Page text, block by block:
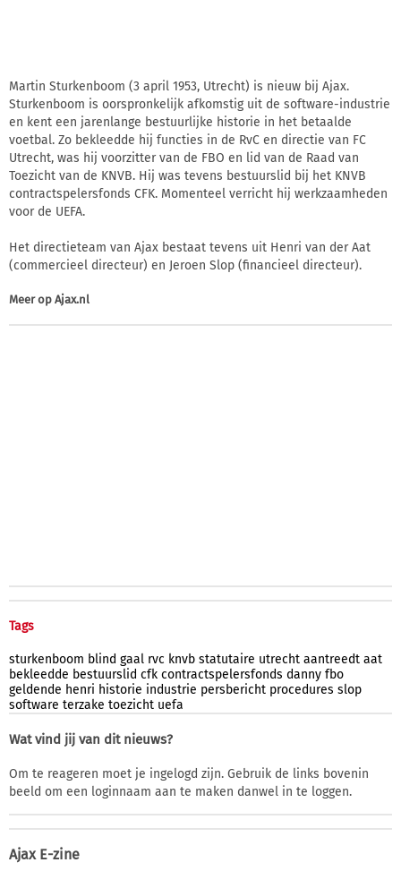
Martin Sturkenboom (3 april 1953, Utrecht) is nieuw bij Ajax.
Sturkenboom is oorspronkelijk afkomstig uit de software-industrie
en kent een jarenlange bestuurlijke historie in het betaalde
voetbal. Zo bekleedde hij functies in de RvC en directie van FC
Utrecht, was hij voorzitter van de FBO en lid van de Raad van
Toezicht van de KNVB. Hij was tevens bestuurslid bij het KNVB
contractspelersfonds CFK. Momenteel verricht hij werkzaamheden
voor de UEFA.
Het directieteam van Ajax bestaat tevens uit Henri van der Aat
(commercieel directeur) en Jeroen Slop (financieel directeur).
Meer op Ajax.nl
Tags
sturkenboom blind gaal rvc knvb statutaire utrecht aantreedt aat
bekleedde bestuurslid cfk contractspelersfonds danny fbo
geldende henri historie industrie persbericht procedures slop
software terzake toezicht uefa
Wat vind jij van dit nieuws?
Om te reageren moet je ingelogd zijn. Gebruik de links bovenin
beeld om een loginnaam aan te maken danwel in te loggen.
Ajax E-zine